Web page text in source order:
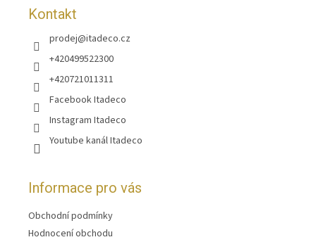
Kontakt
prodej@itadeco.cz
+420499522300
+420721011311
Facebook Itadeco
Instagram Itadeco
Youtube kanál Itadeco
Informace pro vás
Obchodní podmínky
Hodnocení obchodu